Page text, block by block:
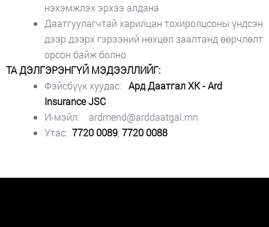
нэхэмжлэх эрхээ алдана
Даатгуулагчтай харилцан тохиролцсоны үндсэн
дээр дээрх гэрээний нөхцөл заалтанд өөрчлөлт
орсон байж болно
ТА ДЭЛГЭРЭНГҮЙ МЭДЭЭЛЛИЙГ:
Фэйсбүүк хуудас: Ард Даатгал ХК - Ard
Insurance JSC
И-мэйл: ardmend@arddaatgal.mn
Утас: 7720 0089 7720 0088